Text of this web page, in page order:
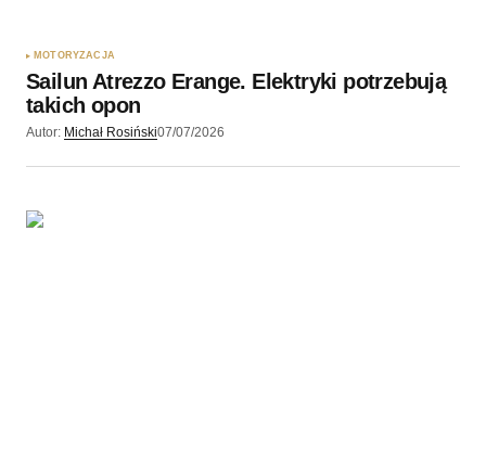
MOTORYZACJA
Sailun Atrezzo Erange. Elektryki potrzebują
takich opon
Autor: Michał Rosiński07/07/2026